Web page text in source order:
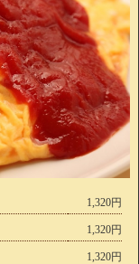
1,320円
1,320円
1,320円